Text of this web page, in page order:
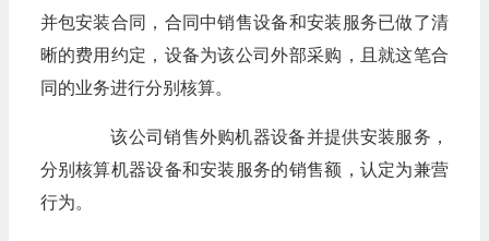
并包安装合同，合同中销售设备和安装服务已做了清
晰的费用约定，设备为该公司外部采购，且就这笔合
同的业务进行分别核算。
该公司销售外购机器设备并提供安装服务，
分别核算机器设备和安装服务的销售额，认定为兼营
行为。